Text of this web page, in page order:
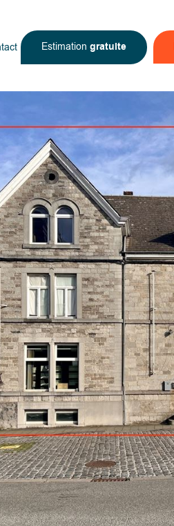
Estimation gratuite